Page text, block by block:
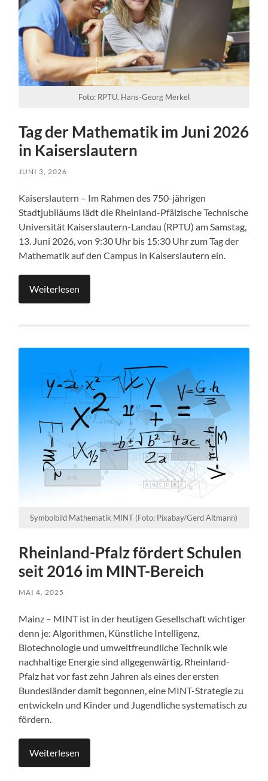
Foto: RPTU, Hans-Georg Merkel
Tag der Mathematik im Juni 2026
in Kaiserslautern
JUNI 3, 2026
Kaiserslautern – Im Rahmen des 750-jährigen
Stadtjubiläums lädt die Rheinland-Pfälzische Technische
Universität Kaiserslautern-Landau (RPTU) am Samstag,
13. Juni 2026, von 9:30 Uhr bis 15:30 Uhr zum Tag der
Mathematik auf den Campus in Kaiserslautern ein.
Weiterlesen
Symbolbild Mathematik MINT (Foto: Pixabay/Gerd Altmann)
Rheinland-Pfalz fördert Schulen
seit 2016 im MINT-Bereich
MAI 4, 2025
Mainz – MINT ist in der heutigen Gesellschaft wichtiger
denn je: Algorithmen, Künstliche Intelligenz,
Biotechnologie und umweltfreundliche Technik wie
nachhaltige Energie sind allgegenwärtig. Rheinland-
Pfalz hat vor fast zehn Jahren als eines der ersten
Bundesländer damit begonnen, eine MINT-Strategie zu
entwickeln und Kinder und Jugendliche systematisch zu
fördern.
Weiterlesen